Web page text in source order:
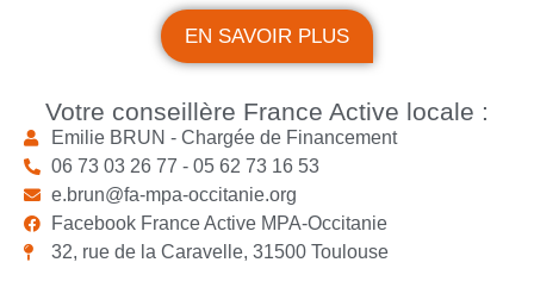
EN SAVOIR PLUS
Votre conseillère France Active locale :
Emilie BRUN - Chargée de Financement
06 73 03 26 77 - 05 62 73 16 53
e.brun@fa-mpa-occitanie.org
Facebook France Active MPA-Occitanie
32, rue de la Caravelle, 31500 Toulouse